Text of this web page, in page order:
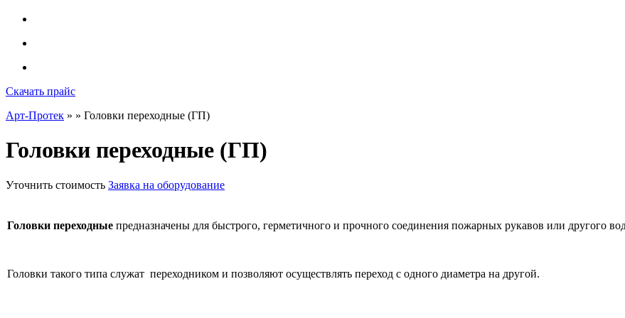
Скачать прайс
Арт-Протек » » Головки переходные (ГП)
Головки переходные (ГП)
Уточнить стоимость Заявка на оборудование
Головки переходные предназначены для быстрого, герметичного и прочного соединения пожарных рукавов или другого
Головки такого типа служат переходником и позволяют осуществлять переход с одного диаметра на другой.